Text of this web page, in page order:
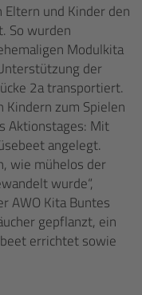
und Kinder den
So wurden
Modulkita
der
2a transportiert.
zum Spielen
Aktionstages: Mit
angelegt.
wie mühelos der
wurde“,
AWO Kita Buntes
gepflanzt, ein
errichtet sowie